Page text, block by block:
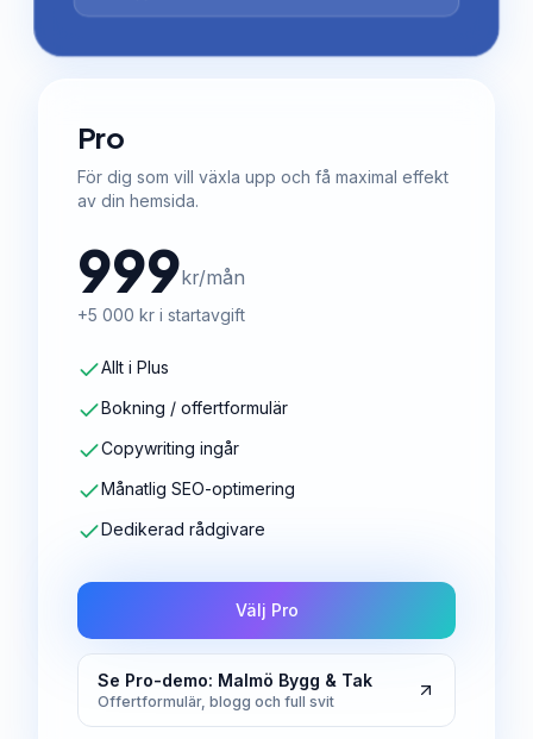
Pro
För dig som vill växla upp och få maximal effekt
av din hemsida.
999kr/mån
+5 000 kr i startavgift
Allt i Plus
Bokning / offertformulär
Copywriting ingår
Månatlig SEO-optimering
Dedikerad rådgivare
Välj Pro
Se Pro-demo: Malmö Bygg & Tak
Offertformulär, blogg och full svit